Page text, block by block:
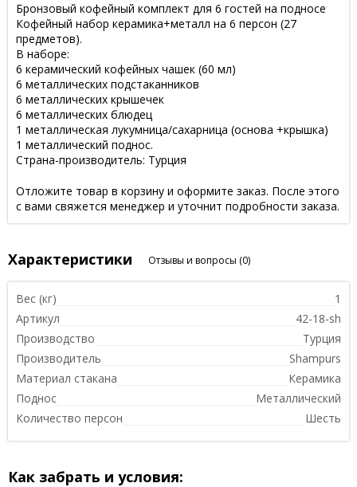
Бронзовый кофейный комплект для 6 гостей на подносе
Кофейный набор керамика+металл на 6 персон (27
предметов).
В наборе:
6 керамический кофейных чашек (60 мл)
6 металлических подстаканников
6 металлических крышечек
6 металлических блюдец
1 металлическая лукумница/сахарница (основа +крышка)
1 металлический поднос.
Страна-производитель: Турция
Отложите товар в корзину и оформите заказ. После этого
с вами свяжется менеджер и уточнит подробности заказа.
Характеристики Отзывы и вопросы (0)
Вес (кг)
1
Артикул
42-18-sh
Производство
Турция
Производитель
Shampurs
Материал стакана
Керамика
Поднос
Металлический
Количество персон
Шесть
Как забрать и условия: